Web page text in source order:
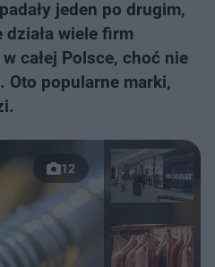
jeden po drugim,
wiele firm
całej Polsce, choć nie
Oto popularne marki,
12